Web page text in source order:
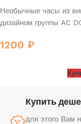
Необычные часы из
дизайном группы AC
1200 ₽
Купить
для этого Вам